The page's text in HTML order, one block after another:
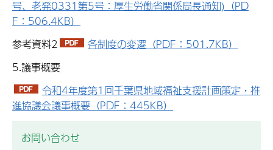
号、老発0331第5号：厚生労働省関係局長通知)（PD
F：506.4KB）
参考資料2
各制度の変遷（PDF：501.7KB）
5.議事概要
令和4年度第1回千葉県地域福祉支援計画策定・推
進協議会議事概要（PDF：445KB）
お問い合わせ